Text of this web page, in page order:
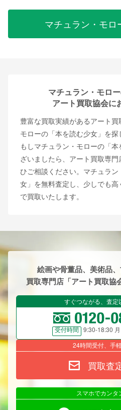
マチュラン・モロ
マチュラン・モロ
アート買取協会に
豊富な買取実績があるアート買
モローの「本を読む少女」を探
もしマチュラン・モローの「
ざいましたら、アート買取専
ひご相談ください。マチュラ
女」を無料査定し、少しでも
で買取いたします。
絵画や骨董品、美術品、
買取専門店「アート買取協
すぐつながる、査定
受付時間
9:30-18:30
24時間受付、手
買取査
スマホでカンタ